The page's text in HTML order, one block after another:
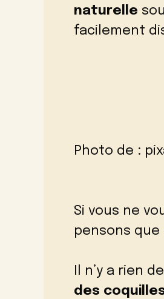
naturelle
facilement
Photo de :
Si vous ne
pensons
Il n’y a rien
des